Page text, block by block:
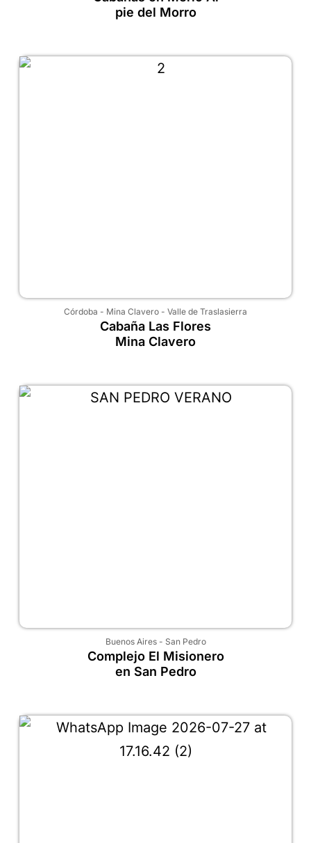
pie del Morro
Córdoba - Mina Clavero - Valle de Traslasierra
Cabaña Las Flores
Mina Clavero
Buenos Aires- San Pedro
Complejo El Misionero
en San Pedro